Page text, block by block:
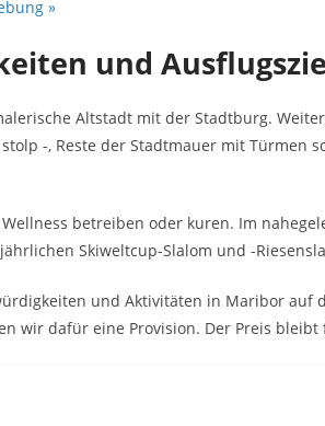
»
und
Altstadt mit der Stadtburg.
-, Reste der Stadtmauer mit Türmen
betreiben oder kuren. Im
Skiweltcup-Slalom und -
und Aktivitäten in Maribor auf
wir dafür eine Provision. Der Preis bleibt